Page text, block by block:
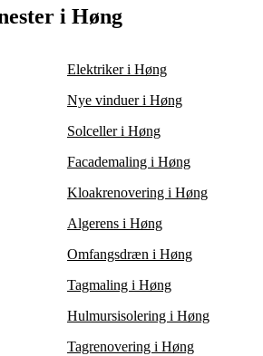
i Høng påvirkes af variabler som
størrelse og den ønskede
kan øge prisen. Ved at indhente 3
over prisen og finde den mest
i Høng
Elektriker i Høng
Nye vinduer i Høng
Solceller i Høng
Facademaling i Høng
Kloakrenovering i Høng
Algerens i Høng
Omfangsdræn i Høng
Tagmaling i Høng
Hulmursisolering i Høng
Tagrenovering i Høng